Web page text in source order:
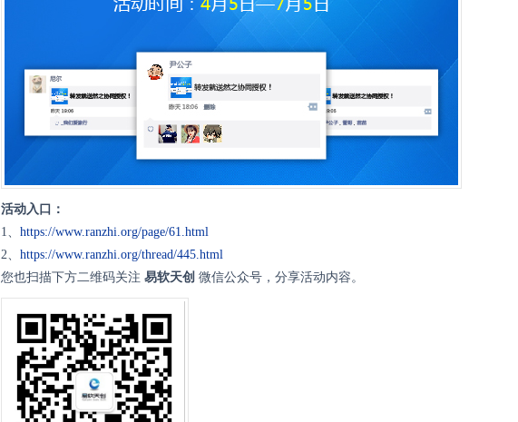
活动入口：
1、 https://www.ranzhi.org/page/61.html
2、 https://www.ranzhi.org/thread/445.html
您也扫描下方二维码关注 易软天创 微信公众号，分享活动内容。